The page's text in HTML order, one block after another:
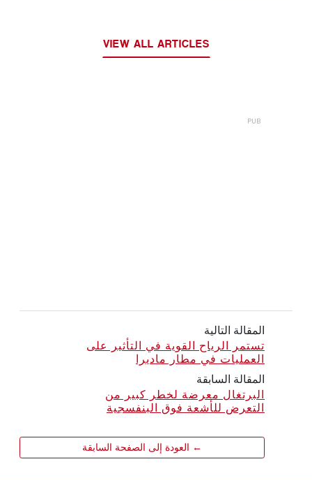
VIEW ALL ARTICLES
المقالة التالية
تستمر الرياح القوية في التأثير على
العمليات في مطار ماديرا
المقالة السابقة
البرتغال معرضة لخطر كبير من
التعرض للأشعة فوق البنفسجية
← العودة إلى الصفحة السابقة